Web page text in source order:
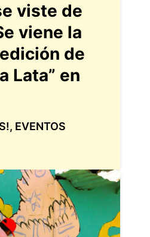
viste de
viene la
de
Lata” en
, EVENTOS